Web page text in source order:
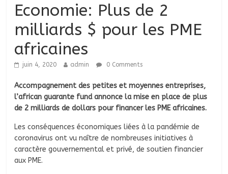
Economie: Plus de 2
milliards $ pour les PME
africaines
juin 4, 2020 admin 0 Comments
Accompagnement des petites et moyennes entreprises,
l’african guarante fund annonce la mise en place de plus
de 2 milliards de dollars pour financer les PME africaines.
Les conséquences économiques liées à la pandémie de
coronavirus ont vu naître de nombreuses initiatives à
caractère gouvernemental et privé, de soutien financier
aux PME.